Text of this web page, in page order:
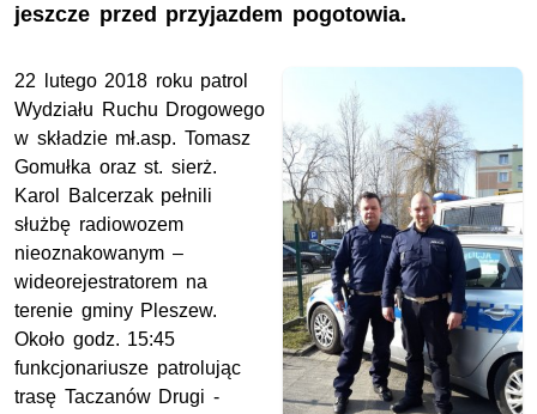
jeszcze przed przyjazdem pogotowia.
22 lutego 2018 roku patrol
Wydziału Ruchu Drogowego
w składzie mł.asp. Tomasz
Gomułka oraz st. sierż.
Karol Balcerzak pełnili
służbę radiowozem
nieoznakowanym –
wideorejestratorem na
terenie gminy Pleszew.
Około godz. 15:45
funkcjonariusze patrolując
trasę Taczanów Drugi -